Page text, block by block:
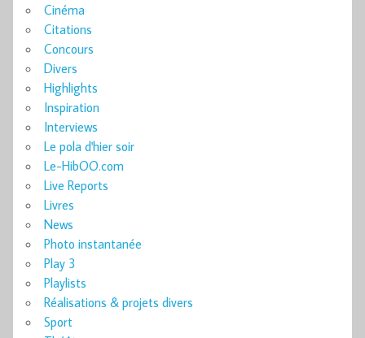
Cinéma
Citations
Concours
Divers
Highlights
Inspiration
Interviews
Le pola d'hier soir
Le-HibOO.com
Live Reports
Livres
News
Photo instantanée
Play 3
Playlists
Réalisations & projets divers
Sport